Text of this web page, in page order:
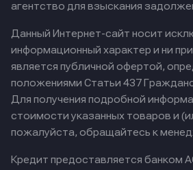
агентство для взыскания
Данный Интернет-сайт носит
информационный характер и ни при
является публичной офертой,
положениями Статьи 437
Для получения подробной
стоимости указанных товаров и
пожалуйста, обращайтесь к
Кредит предоставляется банком